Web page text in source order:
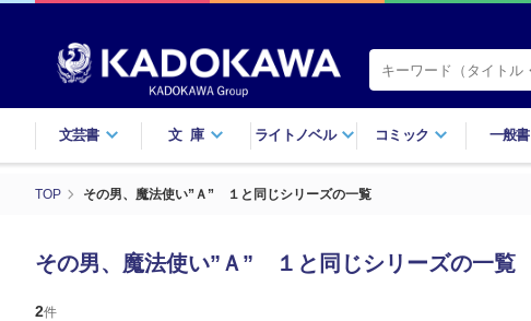
文芸書 文庫 ライトノベル コミック 一般書
TOP その男、魔法使い”Ａ” １と同じシリーズの一覧
その男、魔法使い”Ａ” １と同じシリーズの一覧
2件